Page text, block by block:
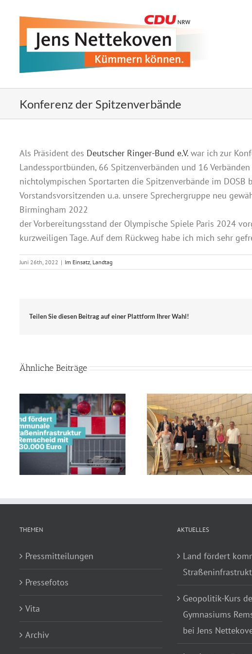
Konferenz der Spitzenverbände
Als Präsident des Deutscher Ringer-Bund e.V. war ich zur
Landessportbünden, 66 Spitzenverbänden und 16
nichtolympischen Sportarten die Spitzenverbände im DOSB
Vorstandsvorsitzenden u.a. unsere Sprechergruppe neu
Birmingham 2022
der Vorbereitungsstand der Olympische Spiele Paris 2024
kurzweiligen Tage. Auf dem Rückweg habe ich mich sehr
Juni 26th, 2022 | Im Einsatz, Landtag
Teilen Sie diesen Beitrag auf einer Plattform Ihrer Wahl!
Ähnliche Beiträge
Geopolitik-Kurs des Leibniz-
Gymnasiums Remscheid zu
Gast bei Jens Nettekoven
Land unterstützt
Innenstadtentwicklung
Remscheid mit fast drei
Millionen Euro
THEMEN
Pressmitteilungen
Pressefotos
Vita
Archiv
AKTUELLES
Land fördert
Geopolitik-Kurs
Gymnasiums
bei Jens